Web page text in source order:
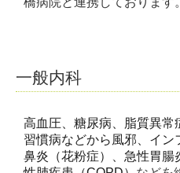
一般内科
高血圧、糖尿病、脂質異
習慣病などから風邪
イン
鼻炎（花粉症）、急性胃